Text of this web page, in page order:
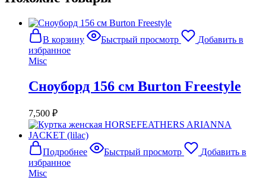
В корзину Быстрый просмотр
Добавить в
избранное
Misc
Сноуборд 156 см Burton Freestyle
7,500 ₽
Подробнее Быстрый просмотр
Добавить в
избранное
Misc